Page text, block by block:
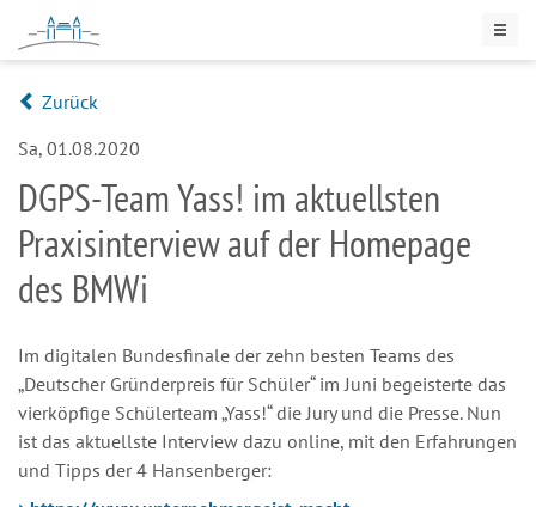
Zurück
Sa, 01.08.2020
DGPS-Team Yass! im aktuellsten
Praxisinterview auf der Homepage
des BMWi
Im digitalen Bundesfinale der zehn besten Teams des
„Deutscher Gründerpreis für Schüler“ im Juni begeisterte das
vierköpfige Schülerteam „Yass!“ die Jury und die Presse. Nun
ist das aktuellste Interview dazu online, mit den Erfahrungen
und Tipps der 4 Hansenberger: